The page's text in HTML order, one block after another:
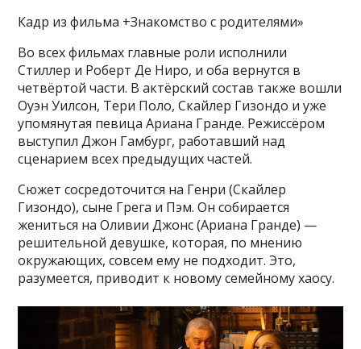
Кадр из фильма +Знакомство с родителями»
Во всех фильмах главные роли исполнили
Стиллер и Роберт Де Ниро, и оба вернутся в
четвёртой части. В актёрский состав также вошли
Оуэн Уилсон, Тери Поло, Скайлер Гизондо и уже
упомянутая певица Ариана Гранде. Режиссёром
выступил Джон Гамбург, работавший над
сценарием всех предыдущих частей.
Сюжет сосредоточится на Генри (Скайлер
Гизондо), сыне Грега и Пэм. Он собирается
жениться на Оливии Джонс (Ариана Гранде) —
решительной девушке, которая, по мнению
окружающих, совсем ему не подходит. Это,
разумеется, приводит к новому семейному хаосу.